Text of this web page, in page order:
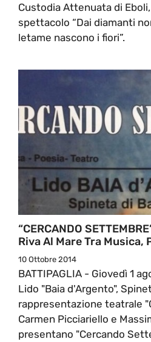
Custodia Attenuata di
spettacolo “Dai diamanti
letame nascono i fiori”.
“CERCANDO
Riva Al Mare Tra Musica,
10 Ottobre 2014
BATTIPAGLIA - Giovedì 1
Lido "Baia d'Argento",
rappresentazione teatrale
Carmen Picciariello e
presentano "Cercando